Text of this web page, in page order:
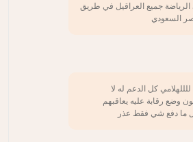
جميع العراقيل في طريق
السعودي
كل الدعم له لا
وضع رقابة عليه يعاقبهم
ما دفع شي فقط عذر